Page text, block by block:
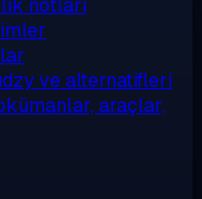
notları
ve alternatifleri
araçlar,